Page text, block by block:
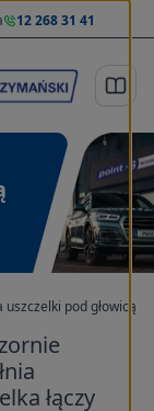
12 268 31 41
uszczelki pod głowicą
łączy